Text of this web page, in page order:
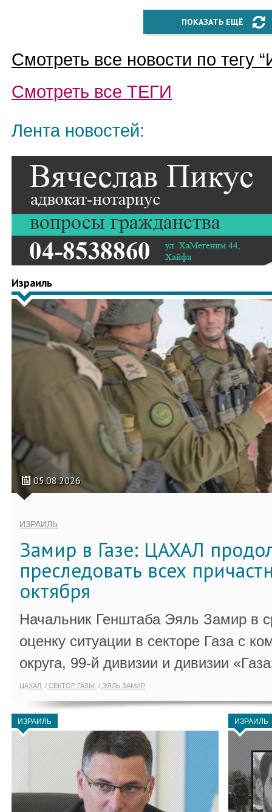
ПОКАЗАТЬ ЕЩЁ
Смотреть все новости по тегу “
Смотреть все ТЕГИ
Лента новостей:
Израиль
05.08.2026
ИЗРАИЛЬ
Замир в Газе: ЦАХАЛ
преследовать всех
октября
Начальник Генштаба Эяль Замир в
оценку ситуации в секторе Газа с
округа, 99-й дивизии и дивизии
ЦАХАЛ СЕКТОР ГАЗЫ ЭЯЛЬ ЗАМИР
ИЗРАИЛЬ ИЗРАИЛЬ